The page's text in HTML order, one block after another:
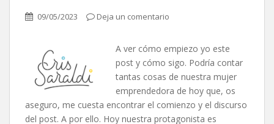
09/05/2023 Deja un comentario
A ver cómo empiezo yo este
post y cómo sigo. Podría contar
tantas cosas de nuestra mujer
emprendedora de hoy que, os
aseguro, me cuesta encontrar el comienzo y el discurso
del post. A por ello. Hoy nuestra protagonista es